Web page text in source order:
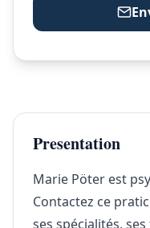
Presentation
Marie Pöter est
Contactez ce
ses spécialités,